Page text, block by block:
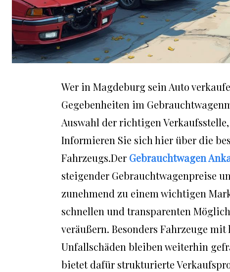
Wer in Magdeburg sein Auto
Gegebenheiten im
Auswahl der richtigen
Informieren Sie sich hier über die
Fahrzeugs.Der Gebrauchtwagen
steigender Gebrauchtwagenpreise
zunehmend zu einem wichtigen
schnellen und transparenten
veräußern. Besonders Fahrzeuge
Unfallschäden bleiben weiterhin
bietet dafür strukturierte